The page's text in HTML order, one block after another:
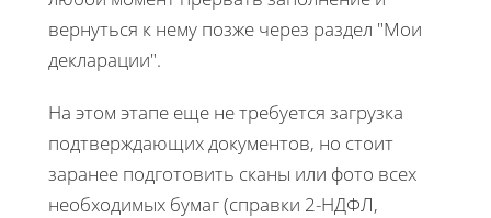
вернуться к нему позже через раздел "Мои
декларации".
На этом этапе еще не требуется загрузка
подтверждающих документов, но стоит
заранее подготовить сканы или фото всех
необходимых бумаг (справки 2-НДФЛ,